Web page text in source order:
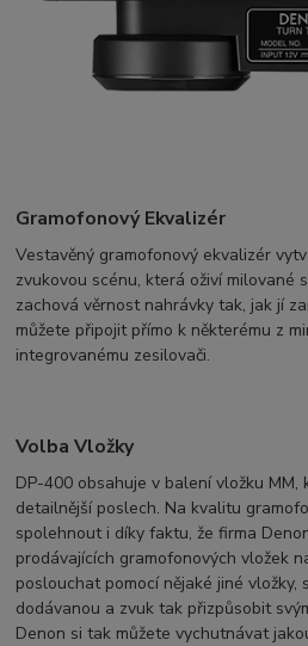
Gramofonový Ekvalizér
Vestavěný gramofonový ekvalizér
zvukovou scénu, která oživí milované
zachová věrnost nahrávky tak, jak jí
můžete připojit přímo k některému z
integrovanému zesilovači.
Volba Vložky
DP-400 obsahuje v balení vložku
detailnější poslech. Na kvalitu
spolehnout i díky faktu, že firma
prodávajících gramofonových vložek
poslouchat pomocí nějaké jiné vložky,
dodávanou a zvuk tak přizpůsobit
Denon si tak můžete vychutnávat